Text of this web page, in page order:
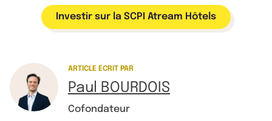
Investir sur la SCPI Atream Hôtels
ARTICLE ÉCRIT PAR
Paul BOURDOIS
Cofondateur